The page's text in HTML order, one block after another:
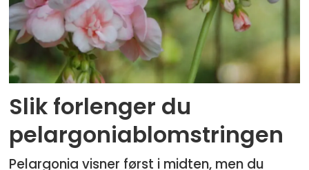
Slik forlenger du
pelargoniablomstringen
Pelargonia visner først i midten, men du